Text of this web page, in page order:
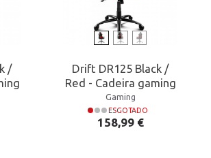
/
Drift DR125 Black /
Red - Cadeira gaming
Gaming
ESGOTADO
Preço
158,99 €